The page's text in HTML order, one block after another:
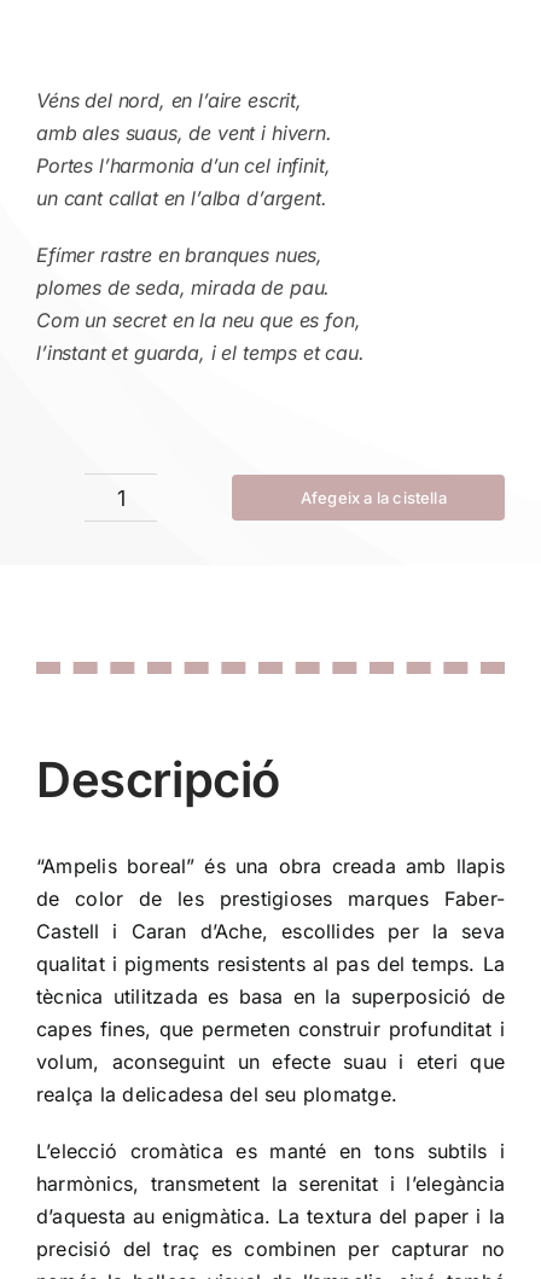
Véns del nord, en l’aire escrit,
amb ales suaus, de vent i hivern.
Portes l’harmonia d’un cel infinit,
un cant callat en l’alba d’argent.
Efímer rastre en branques nues,
plomes de seda, mirada de pau.
Com un secret en la neu que es fon,
l’instant et guarda, i el temps et cau.
quantitat
Afegeix a la cistella
Descripció
“Ampelis boreal” és una obra creada amb llapis
de color de les prestigioses marques Faber-
Castell i Caran d’Ache, escollides per la seva
qualitat i pigments resistents al pas del temps. La
tècnica utilitzada es basa en la superposició de
capes fines, que permeten construir profunditat i
volum, aconseguint un efecte suau i eteri que
realça la delicadesa del seu plomatge.
L’elecció cromàtica es manté en tons subtils i
harmònics, transmetent la serenitat i l’elegància
d’aquesta au enigmàtica. La textura del paper i la
precisió del traç es combinen per capturar no